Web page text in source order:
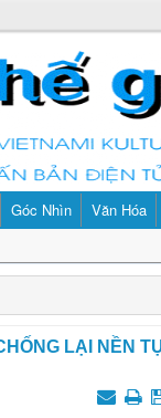
Góc Nhìn Văn Hóa
LẠI NỀN